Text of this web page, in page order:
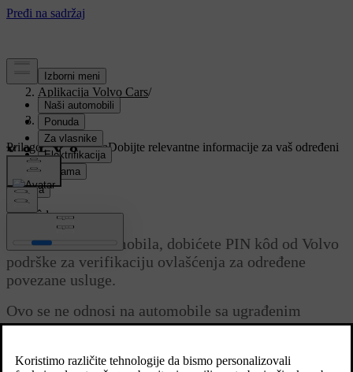
Podrška /
Aplikacija Volvo Cars/
Početak/
PIN kôd
Prilagođena podrškaDobijte relevantne informacije za vaš određeni
automobil.
Prijava
Ažurirano 22.04.2025.
PIN kôd
Kao vlasnik automobila, dobićete PIN kôd od Volvo
podrške za verifikaciju ovlašćenja za određene
povezane usluge.
Ovo se ne odnosi na automobile sa ugrađenim
Google-om.